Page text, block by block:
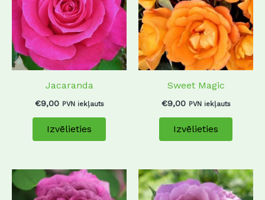
Jacaranda
€9,00 PVN iekļauts
Izvēlieties
multiple
variants.
The
options
may
on
Sweet Magic
€9,00 PVN iekļauts
Izvēlieties
The
options
may
on
This
product
This